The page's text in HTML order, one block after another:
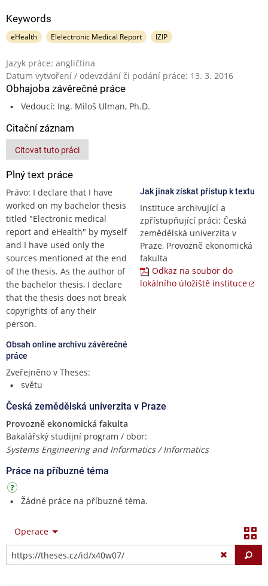
Keywords
eHealth Elelectronic Medical Report IZIP
Jazyk práce: angličtina
Datum vytvoření / odevzdání či podání práce: 13. 3. 2016
Obhajoba závěrečné práce
Vedoucí: Ing. Miloš Ulman, Ph.D.
Citační záznam
Citovat tuto práci
Plný text práce
Právo: I declare that I have
worked on my bachelor thesis
titled "Electronic medical
report and eHealth" by myself
and I have used only the
sources mentioned at the end
of the thesis. As the author of
the bachelor thesis, I declare
that the thesis does not break
copyrights of any their
person.
Obsah online archivu závěrečné
práce
Zveřejněno v Theses:
světu
Jak jinak získat přístup k textu
Instituce archivující a
zpřístupňující práci: Česká
zemědělská univerzita v
Praze, Provozně ekonomická
fakulta
Odkaz na soubor do
lokálního úložiště instituce
Česká zemědělská univerzita v Praze
Provozně ekonomická fakulta
Bakalářský studijní program / obor:
Systems Engineering and Informatics / Informatics
Práce na příbuzné téma
Žádné práce na příbuzné téma.
Operace